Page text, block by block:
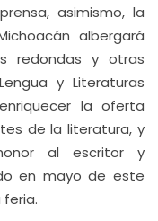
asimismo, la
albergará
redondas y otras
y Literaturas
la oferta
de la literatura, y
al escritor y
en mayo de este